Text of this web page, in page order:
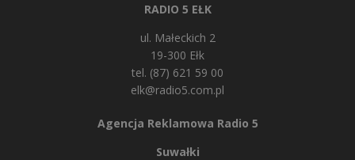
RADIO 5 EŁK
ul. Małeckich 2
19-300 Ełk
tel. (87) 621 59 00
elk@radio5.com.pl
Agencja Reklamowa Radio 5
Suwałki